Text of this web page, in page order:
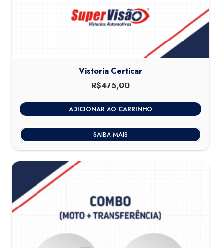
Vistoria Certicar
R$475,00
ADICIONAR AO CARRINHO
SAIBA MAIS